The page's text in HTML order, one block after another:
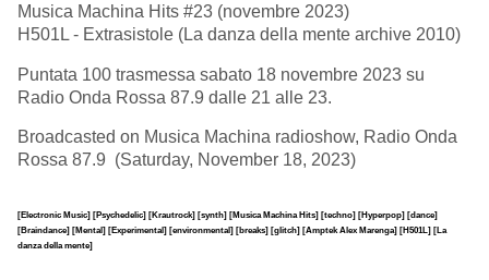
Musica Machina Hits #23 (novembre 2023)
H501L - Extrasistole (La danza della mente archive 2010)
Puntata 100 trasmessa sabato 18 novembre 2023 su
Radio Onda Rossa 87.9 dalle 21 alle 23.
Broadcasted on Musica Machina radioshow, Radio Onda
Rossa 87.9 (Saturday, November 18, 2023)
[Electronic Music] [Psychedelic] [Krautrock] [synth] [Musica Machina Hits] [techno] [Hyperpop] [dance]
[Braindance] [Mental] [Experimental] [environmental] [breaks] [glitch] [Amptek Alex Marenga] [H501L] [La
danza della mente]